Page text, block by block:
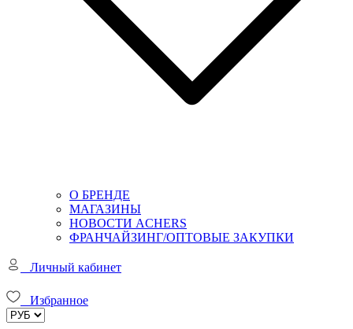
О БРЕНДЕ
МАГАЗИНЫ
НОВОСТИ ACHERS
ФРАНЧАЙЗИНГ/ОПТОВЫЕ ЗАКУПКИ
Личный кабинет
Избранное